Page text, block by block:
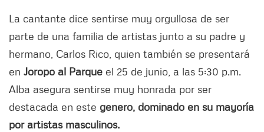
La cantante dice sentirse muy orgullosa de ser
parte de una familia de artistas junto a su padre y
hermano, Carlos Rico, quien también se presentará
en Joropo al Parque el 25 de junio, a las 5:30 p.m.
Alba asegura sentirse muy honrada por ser
destacada en este genero, dominado en su mayoría
por artistas masculinos.